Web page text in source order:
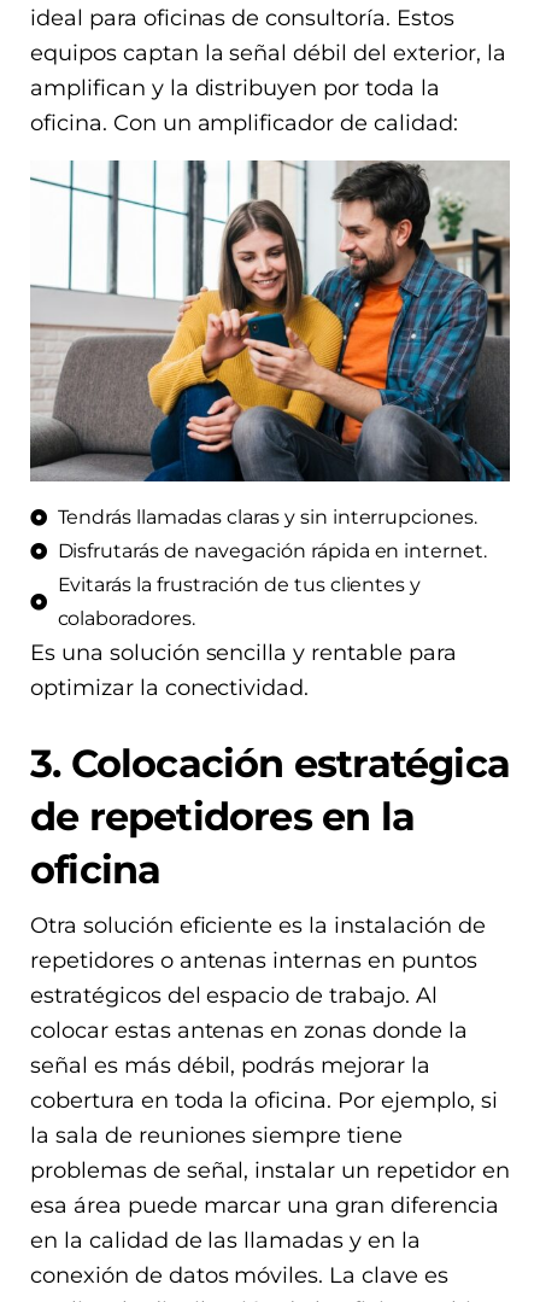
ideal para oficinas de consultoría. Estos
equipos captan la señal débil del exterior, la
amplifican y la distribuyen por toda la
oficina. Con un amplificador de calidad:
Tendrás llamadas claras y sin interrupciones.
Disfrutarás de navegación rápida en internet.
Evitarás la frustración de tus clientes y
colaboradores.
Es una solución sencilla y rentable para
optimizar la conectividad.
3. Colocación estratégica
de repetidores en la
oficina
Otra solución eficiente es la instalación de
repetidores o antenas internas en puntos
estratégicos del espacio de trabajo. Al
colocar estas antenas en zonas donde la
señal es más débil, podrás mejorar la
cobertura en toda la oficina. Por ejemplo, si
la sala de reuniones siempre tiene
problemas de señal, instalar un repetidor en
esa área puede marcar una gran diferencia
en la calidad de las llamadas y en la
conexión de datos móviles. La clave es